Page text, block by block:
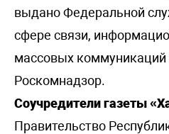
выдано Федеральной
сфере связи,
массовых коммуникаций
Роскомнадзор.
Соучредители газеты
Правительство